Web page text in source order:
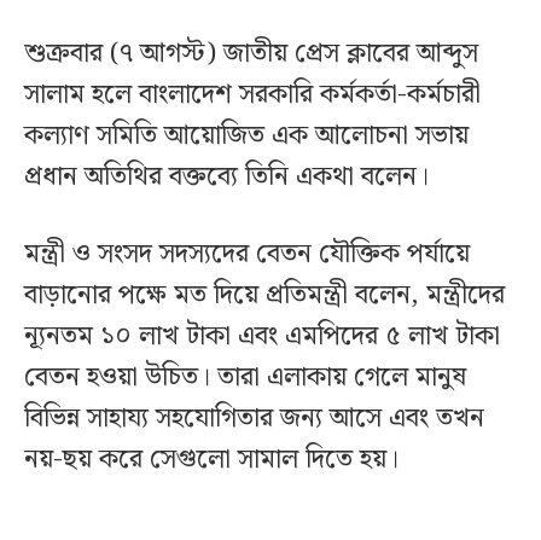
শুক্রবার (৭ আগস্ট) জাতীয় প্রেস ক্লাবের আব্দুস
সালাম হলে বাংলাদেশ সরকারি কর্মকর্তা-কর্মচারী
কল্যাণ সমিতি আয়োজিত এক আলোচনা সভায়
প্রধান অতিথির বক্তব্যে তিনি একথা বলেন।
মন্ত্রী ও সংসদ সদস্যদের বেতন যৌক্তিক পর্যায়ে
বাড়ানোর পক্ষে মত দিয়ে প্রতিমন্ত্রী বলেন, মন্ত্রীদের
ন্যূনতম ১০ লাখ টাকা এবং এমপিদের ৫ লাখ টাকা
বেতন হওয়া উচিত। তারা এলাকায় গেলে মানুষ
বিভিন্ন সাহায্য সহযোগিতার জন্য আসে এবং তখন
নয়-ছয় করে সেগুলো সামাল দিতে হয়।